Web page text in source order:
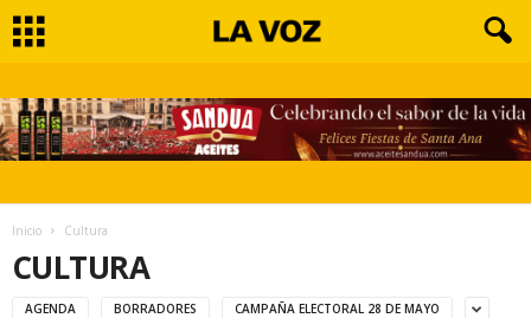
Inicio Cultura
CULTURA
AGENDA BORRADORES CAMPAÑA ELECTORAL 28 DE MAYO